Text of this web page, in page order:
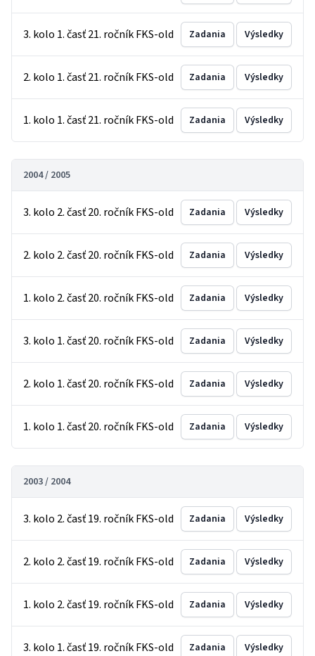
3. kolo 1. časť 21. ročník FKS-old Zadania Výsledky
2. kolo 1. časť 21. ročník FKS-old Zadania Výsledky
1. kolo 1. časť 21. ročník FKS-old Zadania Výsledky
2004 / 2005
3. kolo 2. časť 20. ročník FKS-old Zadania Výsledky
2. kolo 2. časť 20. ročník FKS-old Zadania Výsledky
1. kolo 2. časť 20. ročník FKS-old Zadania Výsledky
3. kolo 1. časť 20. ročník FKS-old Zadania Výsledky
2. kolo 1. časť 20. ročník FKS-old Zadania Výsledky
1. kolo 1. časť 20. ročník FKS-old Zadania Výsledky
2003 / 2004
3. kolo 2. časť 19. ročník FKS-old Zadania Výsledky
2. kolo 2. časť 19. ročník FKS-old Zadania Výsledky
1. kolo 2. časť 19. ročník FKS-old Zadania Výsledky
3. kolo 1. časť 19. ročník FKS-old Zadania Výsledky